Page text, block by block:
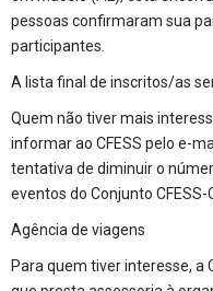
pessoas confirmaram sua
participantes.
A lista final de inscritos/as
Quem não tiver mais
informar ao CFESS pelo e-
tentativa de diminuir o
eventos do Conjunto CFESS-
Agência de viagens
Para quem tiver interesse, a